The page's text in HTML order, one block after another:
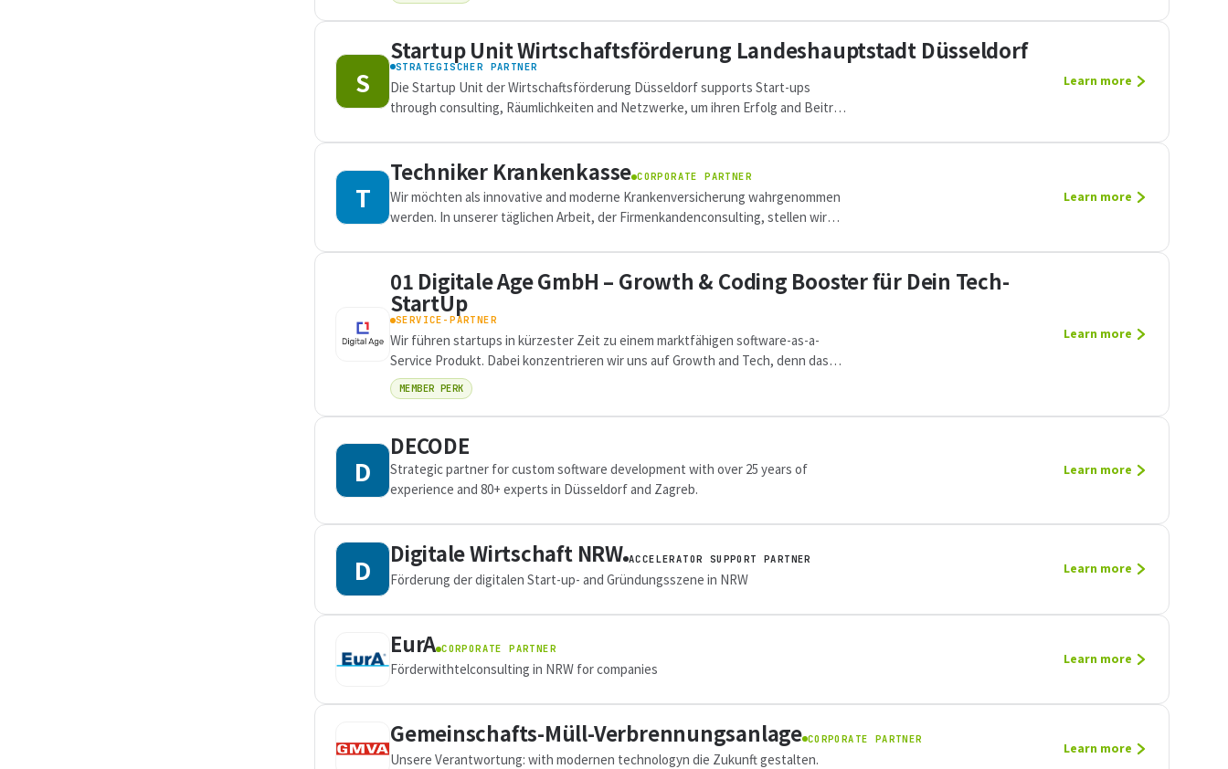
S
Startup Unit Wirtschaftsförderung Landeshauptstadt Düsseldorf
STRATEGISCHER PARTNER
Die Startup Unit der Wirtschaftsförderung Düsseldorf supports Start-ups
through consulting, Räumlichkeiten and Netzwerke, um ihren Erfolg and Beitrag
Learn more
T
Techniker Krankenkasse CORPORATE PARTNER
Wir möchten als innovative and moderne Krankenversicherung wahrgenommen
werden. In unserer täglichen Arbeit, der Firmenkandenconsulting, stellen wir
Learn more
01 Digitale Age GmbH – Growth & Coding Booster für Dein Tech-
StartUp
SERVICE-PARTNER
Wir führen startups in kürzester Zeit zu einem marktfähigen software-as-a-
Service Produkt. Dabei konzentrieren wir uns auf Growth and Tech, denn das
eine kann ohne das andere...
MEMBER PERK
Learn more
D
DECODE
Strategic partner for custom software development with over 25 years of
experience and 80+ experts in Düsseldorf and Zagreb.
Learn more
D Digitale Wirtschaft NRW ACCELERATOR SUPPORT PARTNER
Förderung der digitalen Start-up- and Gründungsszene in NRW
Learn more
EurA CORPORATE PARTNER
Förderwithtelconsulting in NRW for companies
Learn more
Gemeinschafts-Müll-Verbrennungsanlage CORPORATE PARTNER
Unsere Verantwortung: with modernen technologyn die Zukunft gestalten.
Learn more